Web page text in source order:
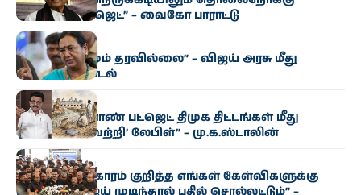
வேளாண் பட்ஜெட்” – வைகோ பாராட்டு
அரசியல்
“எந்த மாற்றமும் தரவில்லை” – விஜய் அரசு மீது
பிரேமலதா சாடல்
அரசியல்
“தமிழக வேளாண் பட்ஜெட் திமுக திட்டங்கள் மீது
ஒட்டப்பட்ட ‘வெற்றி’ லேபிள்” – மு.க.ஸ்டாலின்
அரசியல்
“காவிரி விவகாரம் குறித்த எங்கள் கேள்விகளுக்கு
முதல்வர் விஜய் முடிந்தால் பதில் சொல்லட்டும்” –